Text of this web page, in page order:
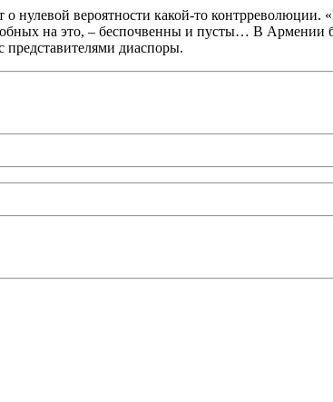
о нулевой вероятности какой-то
на это, – беспочвенны и пусты… В Армении
представителями диаспоры.